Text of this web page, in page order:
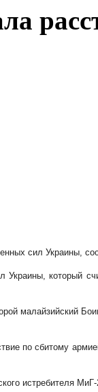
сил Украины,
который
малайзийский
по сбитому
истребителя МиГ-